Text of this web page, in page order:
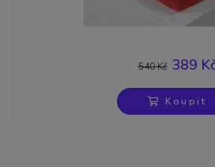
540 Kč389
Koupit